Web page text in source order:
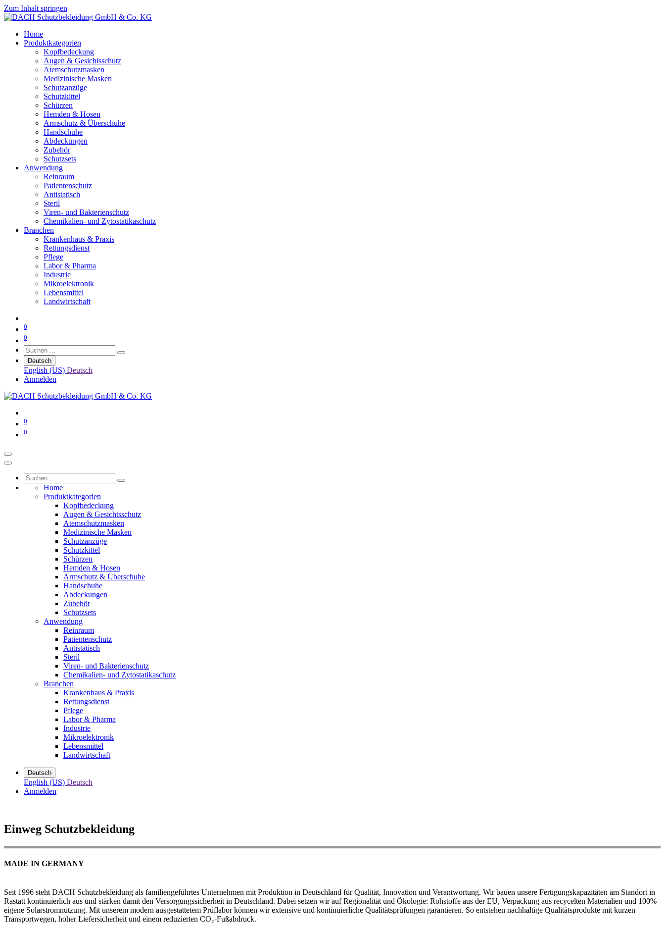
Zum Inhalt springen
Home
Produktkategorien
Kopfbedeckung
Augen & Gesichtsschutz
Atemschutzmasken
Medizinische Masken
Schutzanzüge
Schutzkittel
Schürzen
Hemden & Hosen
Armschutz & Überschuhe
Handschuhe
Abdeckungen
Zubehör
Schutzsets
Anwendung
Reinraum
Patientenschutz
Antistatisch
Steril
Viren- und Bakterienschutz
Chemikalien- und Zytostatikaschutz
Branchen
Krankenhaus & Praxis
Rettungsdienst
Pflege
Labor & Pharma
Industrie
Mikroelektronik
Lebensmittel
Landwirtschaft
0
0
Deutsch
English (US) Deutsch
Anmelden
0
0
Home
Produktkategorien
Kopfbedeckung
Augen & Gesichtsschutz
Atemschutzmasken
Medizinische Masken
Schutzanzüge
Schutzkittel
Schürzen
Hemden & Hosen
Armschutz & Überschuhe
Handschuhe
Abdeckungen
Zubehör
Schutzsets
Anwendung
Reinraum
Patientenschutz
Antistatisch
Steril
Viren- und Bakterienschutz
Chemikalien- und Zytostatikaschutz
Branchen
Krankenhaus & Praxis
Rettungsdienst
Pflege
Labor & Pharma
Industrie
Mikroelektronik
Lebensmittel
Landwirtschaft
Deutsch
English (US) Deutsch
Anmelden
Einweg Schutzbekleidung
MADE IN GERMANY
Seit 1996 steht DACH Schutzbekleidung als familiengeführtes Unternehmen mit Produktion in Deutschland für Qualität, Innovation und Verantwortung. Wir bauen unsere Fertigungskapazitäten am Standort in
Rastatt kontinuierlich aus und stärken damit den Versorgungssicherheit in Deutschland. Dabei setzen wir auf Regionalität und Ökologie: Rohstoffe aus der EU, Verpackung aus recycelten Materialien und 100%
eigene Solarstromnutzung. Mit unserem modern ausgestattetem Prüflabor können wir extensive und kontinuierliche Qualitätsprüfungen garantieren. So entstehen nachhaltige Qualitätsprodukte mit kurzen
Transportwegen, hoher Liefersicherheit und einem reduzierten CO₂-Fußabdruck.